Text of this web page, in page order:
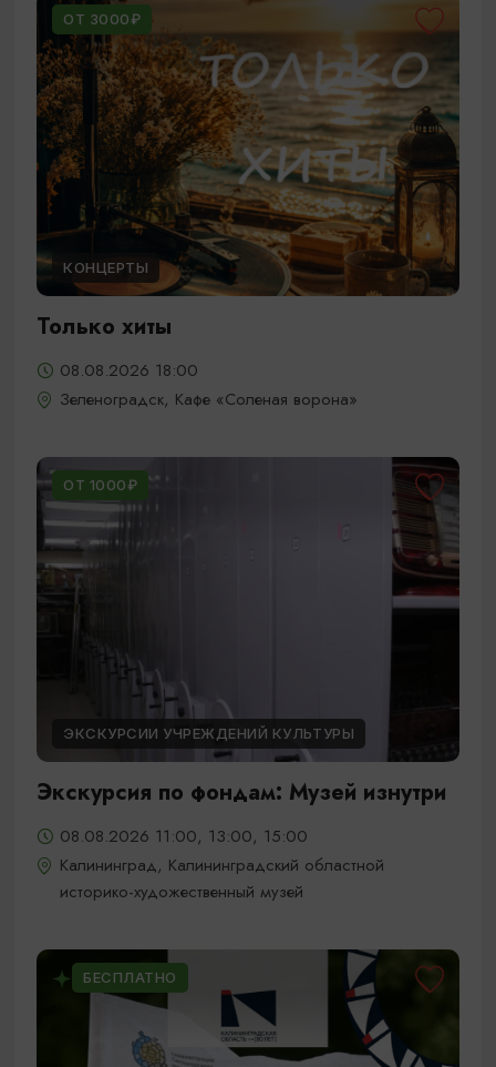
ОТ 3000₽
КОНЦЕРТЫ
Только хиты
08.08.2026 18:00
Зеленоградск, Кафе «Соленая ворона»
ОТ 1000₽
ЭКСКУРСИИ УЧРЕЖДЕНИЙ КУЛЬТУРЫ
Экскурсия по фондам: Музей изнутри
08.08.2026 11:00, 13:00, 15:00
Калининград, Калининградский областной
историко-художественный музей
БЕСПЛАТНО